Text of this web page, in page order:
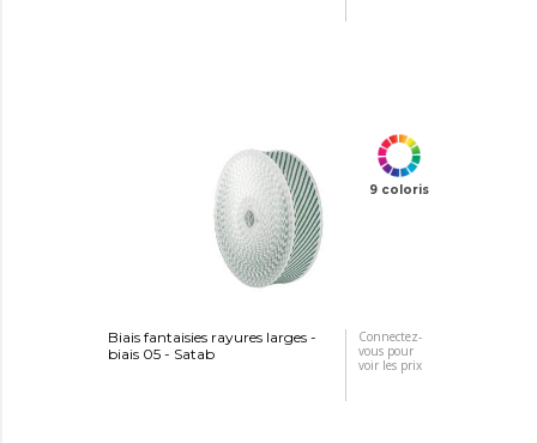
9 coloris
Biais fantaisies rayures larges -
biais 05 - Satab
Connectez-
vous pour
voir les prix